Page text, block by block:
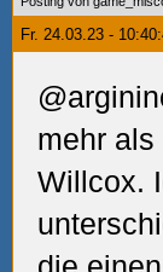
Fr. 24.03.23 -
mehr
Willcox.